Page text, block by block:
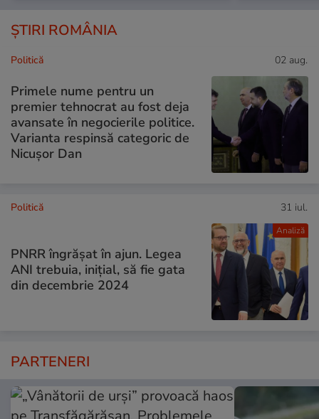
ȘTIRI ROMÂNIA
Politică 02 aug.
Primele nume pentru un
premier tehnocrat au fost deja
avansate în negocierile politice.
Varianta respinsă categoric de
Nicușor Dan
Analiză
Politică 31 iul.
PNRR îngrășat în ajun. Legea
ANI trebuia, inițial, să fie gata
din decembrie 2024
PARTENERI